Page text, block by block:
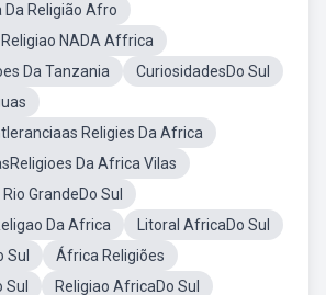
Da Religião Afro
NADA Affrica
Da Tanzania
CuriosidadesDo Sul
Religies Da Africa
Da Africa Vilas
GrandeDo Sul
Da Africa
Litoral AfricaDo Sul
Sul
África Religiões
Religiao AfricaDo Sul